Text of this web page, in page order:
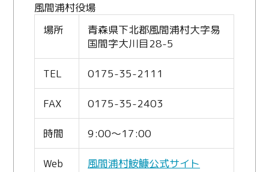
風間浦村役場
場所
青森県下北郡風間浦村大字易
国間字大川目28-5
TEL 0175-35-2111
FAX 0175-35-2403
時間 9:00～17:00
Web
風間浦村鮟鱇公式サイト